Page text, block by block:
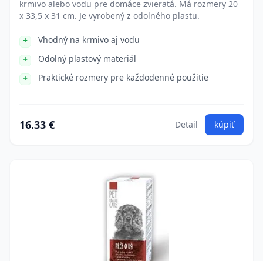
krmivo alebo vodu pre domáce zvieratá. Má rozmery 20
x 33,5 x 31 cm. Je vyrobený z odolného plastu.
Vhodný na krmivo aj vodu
Odolný plastový materiál
Praktické rozmery pre každodenné použitie
16.33 € Detail kúpiť